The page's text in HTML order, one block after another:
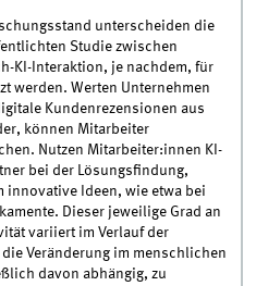
unterscheiden die
Studie zwischen
KI-Interaktion, je nachdem, für
werden. Werten Unternehmen
Kundenrezensionen aus
können Mitarbeiter
Nutzen Mitarbeiter:innen KI-
bei der Lösungsfindung,
innovative Ideen, wie etwa bei
Dieser jeweilige Grad an
variiert im Verlauf der
Veränderung im menschlichen
davon abhängig, zu